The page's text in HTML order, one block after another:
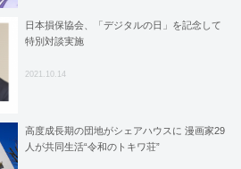
日本損保協会、「デジタルの日」を記念して
特別対談実施
2021.10.14
高度成長期の団地がシェアハウスに 漫画家29
人が共同生活“令和のトキワ荘”